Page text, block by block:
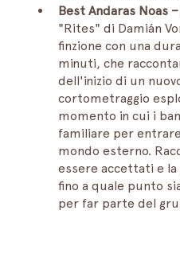
Best Andaras Noas
"Rites" di Damián
finzione con una
minuti, che
dell'inizio di un
cortometraggio
momento in cui i
familiare per
mondo esterno.
essere accettati e
fino a quale punto
per far parte del